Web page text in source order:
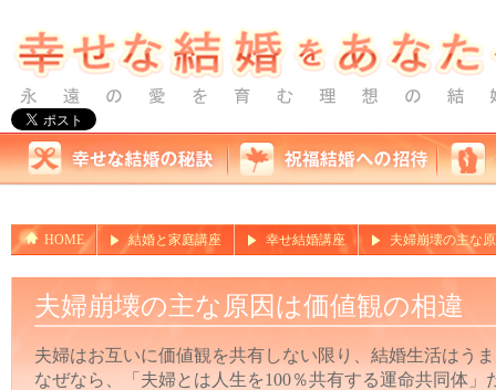
HOME 結婚と家庭講座 幸せ結婚講座 夫婦崩壊の主な
夫婦崩壊の主な原因は価値観の相違
夫婦はお互いに価値観を共有しない限り、結婚生活はう
なぜなら、「夫婦とは人生を100％共有する運命共同体」